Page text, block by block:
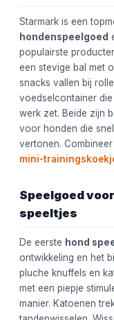
Starmark is een
hondenspeelgoed
populairste
een stevige bal met
snacks vallen bij
voedselcontainer
werk zet. Beide zijn
voor honden die
vertonen.
mini-
Speelgoed
speeltjes
De eerste hond
ontwikkeling en het
pluche knuffels en
met een piepje
manier. Katoenen